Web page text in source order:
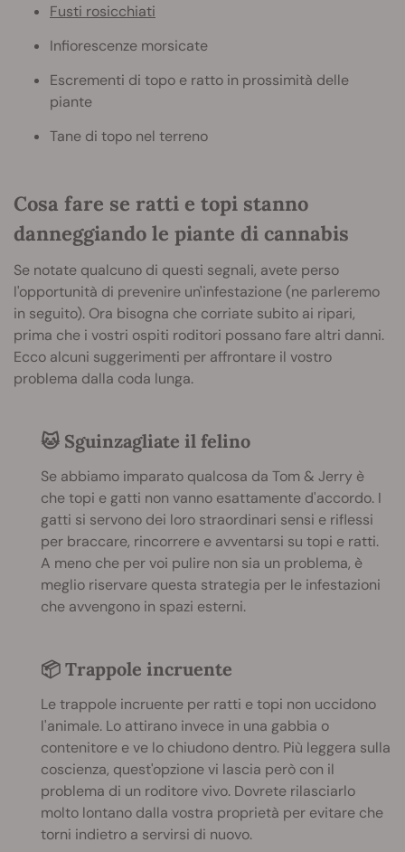
Fusti rosicchiati
Infiorescenze morsicate
Escrementi di topo e ratto in prossimità delle
piante
Tane di topo nel terreno
Cosa fare se ratti e topi stanno
danneggiando le piante di cannabis
Se notate qualcuno di questi segnali, avete perso
l'opportunità di prevenire un'infestazione (ne parleremo
in seguito). Ora bisogna che corriate subito ai ripari,
prima che i vostri ospiti roditori possano fare altri danni.
Ecco alcuni suggerimenti per affrontare il vostro
problema dalla coda lunga.
🐱 Sguinzagliate il felino
Se abbiamo imparato qualcosa da Tom & Jerry è
che topi e gatti non vanno esattamente d'accordo. I
gatti si servono dei loro straordinari sensi e riflessi
per braccare, rincorrere e avventarsi su topi e ratti.
A meno che per voi pulire non sia un problema, è
meglio riservare questa strategia per le infestazioni
che avvengono in spazi esterni.
📦 Trappole incruente
Le trappole incruente per ratti e topi non uccidono
l'animale. Lo attirano invece in una gabbia o
contenitore e ve lo chiudono dentro. Più leggera sulla
coscienza, quest'opzione vi lascia però con il
problema di un roditore vivo. Dovrete rilasciarlo
molto lontano dalla vostra proprietà per evitare che
torni indietro a servirsi di nuovo.